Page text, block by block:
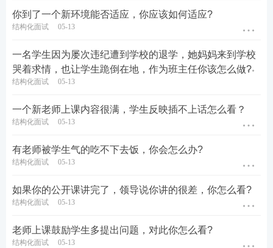
你到了一个新环境能否适应，你应该如何适应?
结构化面试 05-13
一名学生因为屡次违纪遭到学校的退学，她妈妈来到学校
哭着求情，也让学生跪倒在地，作为班主任你该怎么做?
结构化面试 05-13
一个新老师上课内容很满，学生反映插不上话怎么看？
结构化面试 05-13
有老师被学生气的吃不下去饭，你会怎么办?
结构化面试 05-13
如果你的公开课讲完了，领导说你讲的很差，你怎么看?
结构化面试 05-13
老师上课鼓励学生多提出问题，对此你怎么看?
结构化面试 05-13